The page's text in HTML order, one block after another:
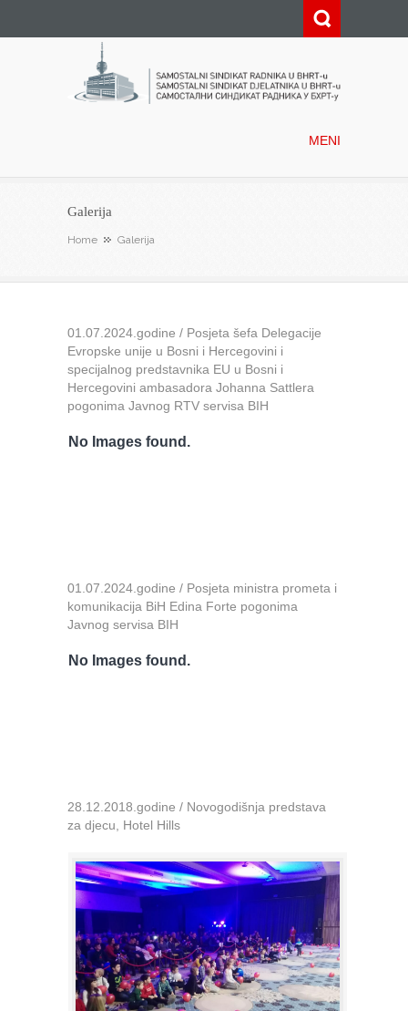
MENI
Galerija
Home Galerija
01.07.2024.godine / Posjeta šefa Delegacije
Evropske unije u Bosni i Hercegovini i
specijalnog predstavnika EU u Bosni i
Hercegovini ambasadora Johanna Sattlera
pogonima Javnog RTV servisa BIH
No Images found.
01.07.2024.godine / Posjeta ministra prometa i
komunikacija BiH Edina Forte pogonima
Javnog servisa BIH
No Images found.
28.12.2018.godine / Novogodišnja predstava
za djecu, Hotel Hills